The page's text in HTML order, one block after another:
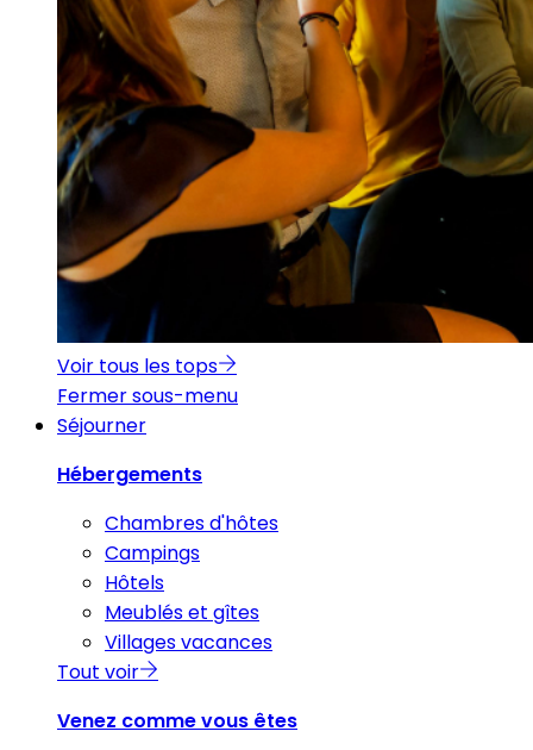
Voir tous les tops
Fermer sous-menu
Séjourner
Hébergements
Chambres d'hôtes
Campings
Hôtels
Meublés et gîtes
Villages vacances
Tout voir
Venez comme vous êtes